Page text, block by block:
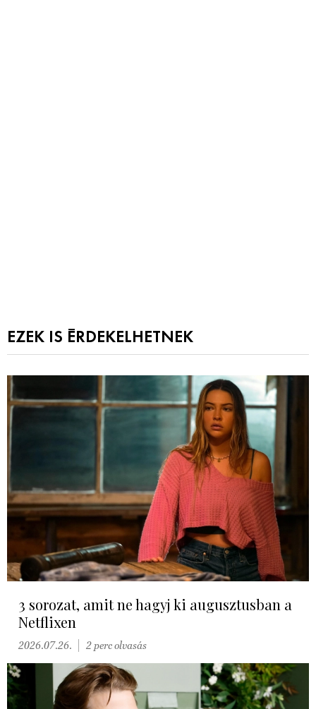
EZEK IS ÉRDEKELHETNEK
3 sorozat, amit ne hagyj ki augusztusban a
Netflixen
2026.07.26. 2 perc olvasás